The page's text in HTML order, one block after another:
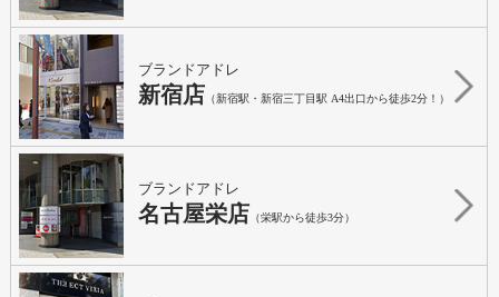
ブランドアドレ
新宿店 （新宿駅・新宿三丁目駅 A4出口から徒歩2分！）
ブランドアドレ
名古屋栄店 （栄駅から徒歩3分）